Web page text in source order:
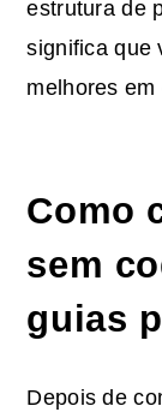
estrutura de
significa que
melhores
Como
sem
guias
Depois de